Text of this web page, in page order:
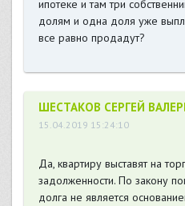
ипотеке и там три
долям и одна доля уже
все равно продадут?
ШЕСТАКОВ СЕРГЕЙ
15.04.2019 15:24:10
Да, квартиру выставят на
задолженности. По закону
долга не является